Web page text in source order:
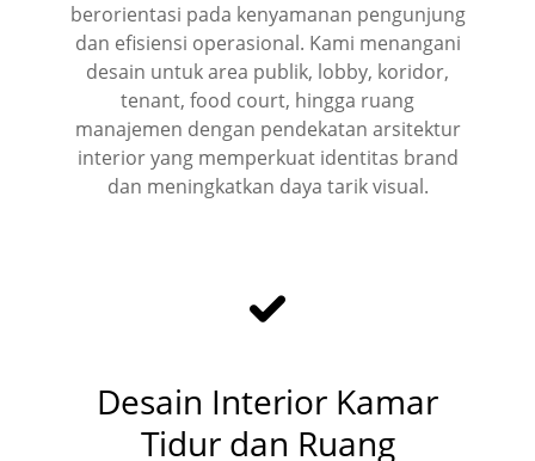
berorientasi pada kenyamanan pengunjung
dan efisiensi operasional. Kami menangani
desain untuk area publik, lobby, koridor,
tenant, food court, hingga ruang
manajemen dengan pendekatan arsitektur
interior yang memperkuat identitas brand
dan meningkatkan daya tarik visual.
Desain Interior Kamar
Tidur dan Ruang